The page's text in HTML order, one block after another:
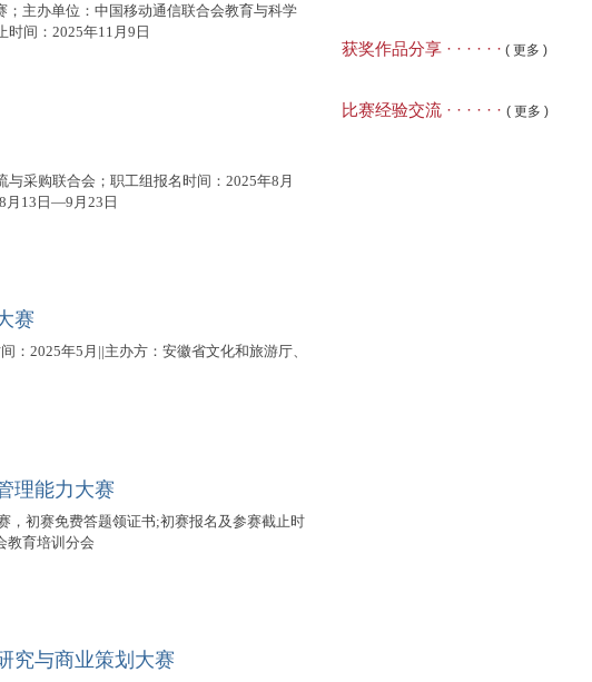
；主办单位：中国移动通信联合会教育与科学
间：2025年11月9日
采购联合会；职工组报名时间：2025年8月
月13日—9月23日
赛
：2025年5月||主办方：安徽省文化和旅游厅、
理能力大赛
，初赛免费答题领证书;初赛报名及参赛截止时
教育培训分会
究与商业策划大赛
获奖作品分享 · · · · · · ( 更多 )
比赛经验交流 · · · · · · ( 更多 )